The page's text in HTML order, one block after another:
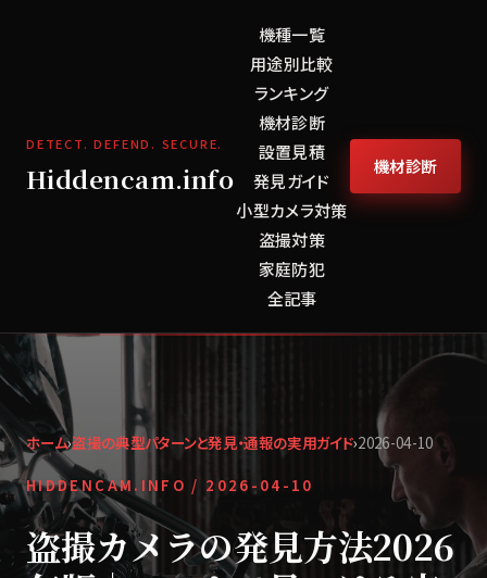
DETECT. DEFEND. SECURE.
Hiddencam.info
機種一覧
用途別比較
ランキング
機材診断
設置見積
発見ガイド
小型カメラ対策
盗撮対策
家庭防犯
全記事
機材診断
ホーム›盗撮の典型パターンと発見・通報の実用ガイド›2026-04-10
HIDDENCAM.INFO / 2026-04-10
盗撮カメラの発見方法2026